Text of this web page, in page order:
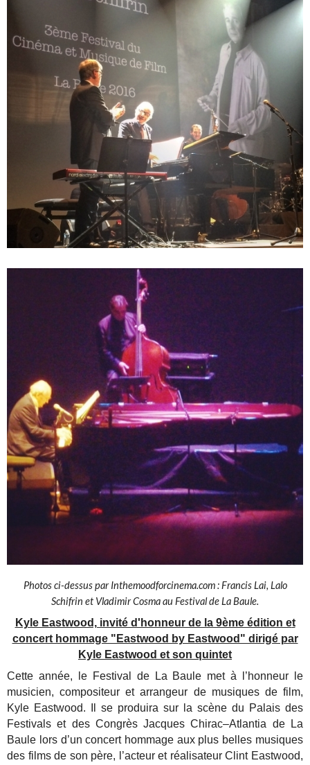
Photos ci-dessus par Inthemoodforcinema.com : Francis Lai, Lalo
Schifrin et Vladimir Cosma au Festival de La Baule.
Kyle Eastwood, invité d'honneur de la 9ème édition et
concert hommage "Eastwood by Eastwood" dirigé par
Kyle Eastwood et son quintet
Cette année, le Festival de La Baule met à l’honneur le
musicien, compositeuret arrangeur de musiques de film,
Kyle Eastwood. Il se produira sur la scène du Palais des
Festivalset des Congrès JacquesChirac–Atlantia de La
Baule lors d’un concert hommage aux plus belles musiques
des films de son père, l’acteur et réalisateur Clint Eastwood,